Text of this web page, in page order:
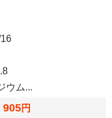
ウム...
905円